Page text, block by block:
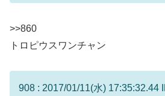
>>860
トロピウスワンチャン
908 : 2017/01/11(水) 17:35:32.44